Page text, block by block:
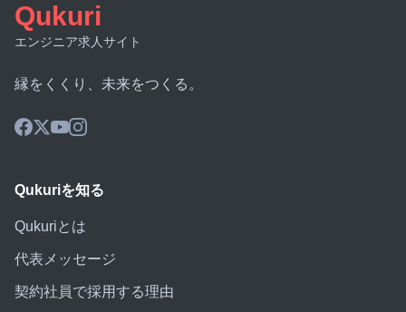
Qukuri
エンジニア求人サイト
縁をくくり、未来をつくる。
Qukuriを知る
Qukuriとは
代表メッセージ
契約社員で採用する理由